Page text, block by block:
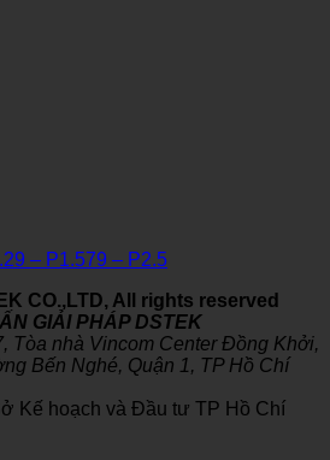
– P1.579 – P2.5
CO.,LTD, All rights reserved
GIẢI PHÁP DSTEK
Tòa nhà Vincom Center Đồng Khởi,
Bến Nghé, Quận 1, TP Hồ Chí
Kế hoạch và Đầu tư TP Hồ Chí